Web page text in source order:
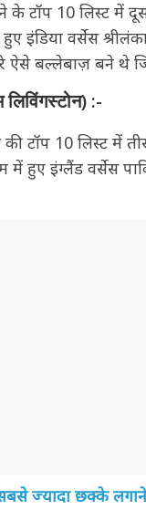
टॉप 10 लिस्ट में
इंडिया वर्सेस
बल्लेबाज़ बने थे
:-
टॉप 10 लिस्ट में
में हुए इंग्लैंड वर्सेस
सबसे ज्यादा छक्के